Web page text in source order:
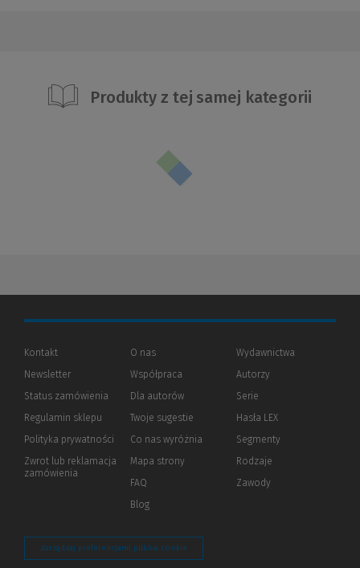
Produkty z tej samej kategorii
Kontakt
Newsletter
Status zamówienia
Regulamin sklepu
Polityka prywatności (Nowe
(Link
innej
Zwrot lub reklamacja
zamówienia
O nas
Współpraca
Dla autorów(Nowe
(Link
innej
strony)
Twoje sugestie
Co nas wyróżnia
Mapa strony
FAQ
Blog
Wydawnictwa
Autorzy
Serie
Hasła LEX
Segmenty
Rodzaje
Zawody
Zarządzaj preferencjami plików cookie